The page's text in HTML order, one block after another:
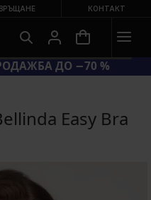
КОНТАКТ
БАНСКИ
Easy Bra